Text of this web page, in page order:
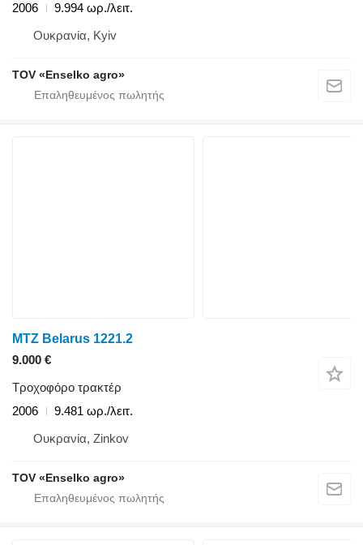
2006
9.994 ωρ./λειτ.
Ουκρανία, Kyiv
TOV «Enselko agro»
MTZ Belarus 1221.2
9.000 €
Τροχοφόρο τρακτέρ
2006
9.481 ωρ./λειτ.
Ουκρανία, Zinkov
TOV «Enselko agro»